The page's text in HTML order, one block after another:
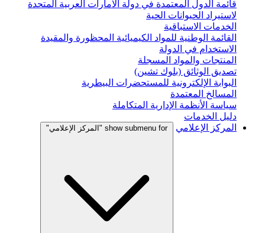
قائمة الدول المعتمدة في دولة الامارات العربية المتحدة
لاستيراد الحيوانات الحية
الخدمات الاستباقية
القائمة الوطنية للمواد الكيميائية المحظورة والمقيدة
الاستخدام في الدولة
المنتجات والمواد المسجلة
تصديق الوثائق (بلوك تشين)
البوابة الإلكترونية للمستحضرات البيطرية
المسالخ المعتمدة
سياسة الأنظمة الإدارية المتكاملة
دليل الخدمات
المركز الإعلامي
show submenu for "المركز الإعلامي"